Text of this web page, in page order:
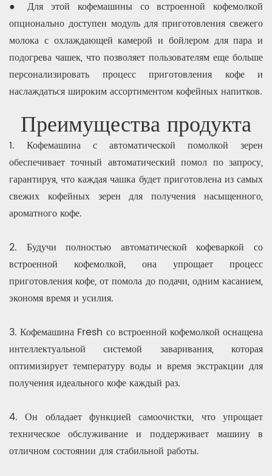
● Для этой кофемашины со встроенной кофемолкой
опционально доступен модуль для приготовления свежего
молока с охлаждающей камерой и бойлером для пара и
подогрева чашек, что позволяет пользователям еще больше
персонализировать процесс приготовления кофе и
наслаждаться широким ассортиментом кофейных напитков.
Преимущества продукта
1. Кофемашина с автоматической помолкой зерен
обеспечивает точный автоматический помол по запросу,
гарантируя, что каждая чашка будет приготовлена ​​из самых
свежих кофейных зерен для получения насыщенного,
ароматного кофе.
2. Будучи полностью автоматической кофеваркой со
встроенной кофемолкой, она упрощает процесс
приготовления кофе, от помола до подачи, одним касанием,
экономя время и усилия.
3. Кофемашина Fresh со встроенной кофемолкой оснащена
интеллектуальной системой заваривания, которая
оптимизирует температуру воды и время экстракции для
получения идеального кофе каждый раз.
4. Он обладает функцией самоочистки, что упрощает
техническое обслуживание и поддерживает машину в
отличном состоянии для стабильной работы.